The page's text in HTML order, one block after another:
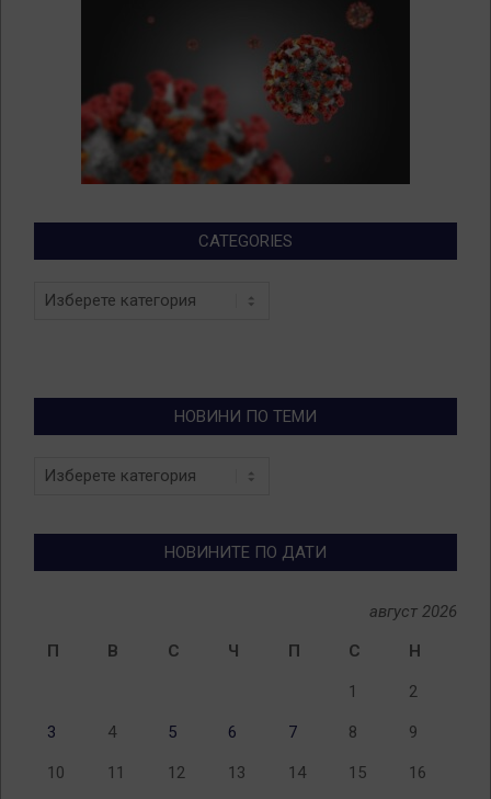
CATEGORIES
Categories
НОВИНИ ПО ТЕМИ
Новини
НОВИНИТЕ ПО ДАТИ
август 2026
П
В С Ч П С Н
1 2
3 4 5 6 7 8 9
10 11 12 13 14 15 16